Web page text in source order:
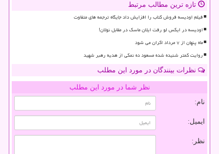
تازه ترین مطالب مرتبط
فیلم اودیسه فروش کتاب را افزایش داد جایگاه ترجمه های متفاوت
اودیسه در ایکس لو رفت ایلان ماسک در مقابل نولان!
ماه پنهان از ۷ مرداد اکران می شود
روایت کمتر شنیده شده مسعود ده نمکی از هدیه رهبر شهید
نظرات بینندگان در مورد این مطلب
نظر شما در مورد این مطلب
نام:
ایمیل:
نظر: